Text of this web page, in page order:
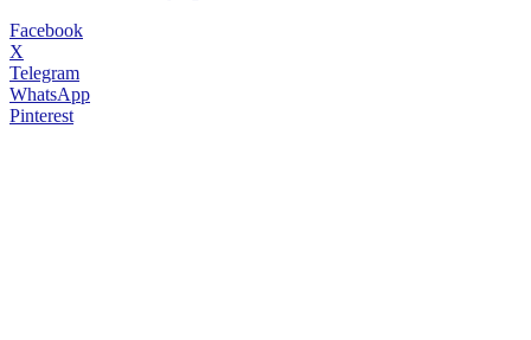
Facebook
X
Telegram
WhatsApp
Pinterest